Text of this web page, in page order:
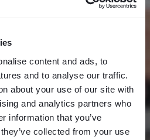
content and ads, to
and to analyse our traffic.
about your use of our site with
and analytics partners who
information that you’ve
collected from your use